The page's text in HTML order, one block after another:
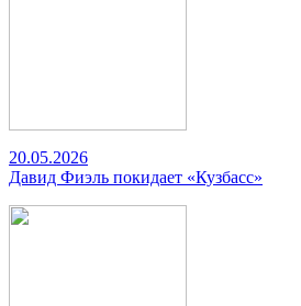
20.05.2026
Давид Фиэль покидает «Кузбасс»